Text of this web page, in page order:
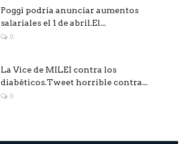
Poggi podría anunciar aumentos
salariales el 1 de abril.El...
0
La Vice de MILEI contra los
diabéticos.Tweet horrible contra...
0